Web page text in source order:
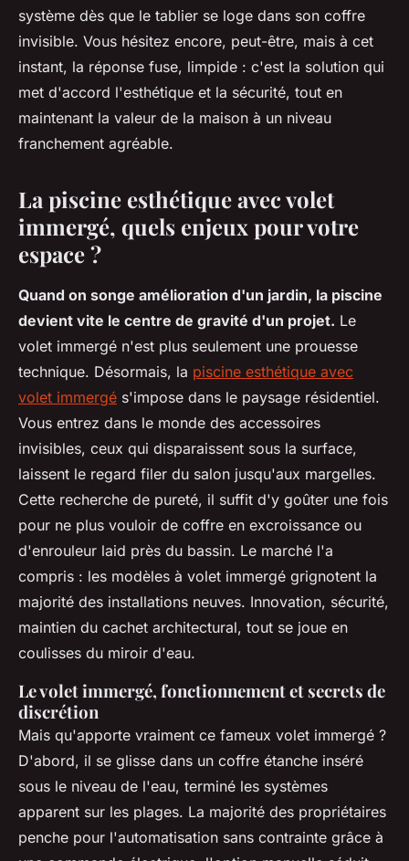
système dès que le tablier se loge dans son coffre
invisible. Vous hésitez encore, peut-être, mais à cet
instant, la réponse fuse, limpide : c'est la solution qui
met d'accord l'esthétique et la sécurité, tout en
maintenant la valeur de la maison à un niveau
franchement agréable.
La piscine esthétique avec volet
immergé, quels enjeux pour votre
espace ?
Quand on songe amélioration d'un jardin, la piscine
devient vite le centre de gravité d'un projet. Le
volet immergé n'est plus seulement une prouesse
technique. Désormais, la piscine esthétique avec
volet immergé s'impose dans le paysage résidentiel.
Vous entrez dans le monde des accessoires
invisibles, ceux qui disparaissent sous la surface,
laissent le regard filer du salon jusqu'aux margelles.
Cette recherche de pureté, il suffit d'y goûter une fois
pour ne plus vouloir de coffre en excroissance ou
d'enrouleur laid près du bassin. Le marché l'a
compris : les modèles à volet immergé grignotent la
majorité des installations neuves. Innovation, sécurité,
maintien du cachet architectural, tout se joue en
coulisses du miroir d'eau.
Le volet immergé, fonctionnement et secrets de
discrétion
Mais qu'apporte vraiment ce fameux volet immergé ?
D'abord, il se glisse dans un coffre étanche inséré
sous le niveau de l'eau, terminé les systèmes
apparent sur les plages. La majorité des propriétaires
penche pour l'automatisation sans contrainte grâce à